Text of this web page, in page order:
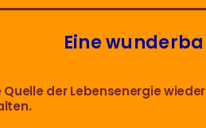
Eine
der Lebensenergie wieder